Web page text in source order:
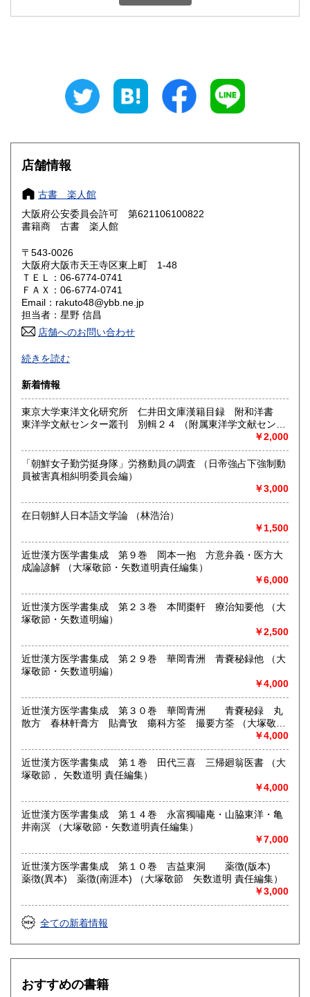
600円 三重県
大阪府
奈良県
鳥取県 600円 島根県
岡山県
山口県 600円
香川県 600円
高知県 600円
佐賀県
熊本県 600円 大分県 600円
宮崎県 600円 鹿児島県 600円
沖縄県 1,500円
店舗情報
古書 楽人館
大阪府公安委員会許可 第621106100822
書籍商 古書 楽人館
〒543-0026
大阪府大阪市天王寺区東上町 1-48
ＴＥＬ：06-6774-0741
ＦＡＸ：06-6774-0741
Email：rakuto48@ybb.ne.jp
担当者：星野 信昌
店舗へのお問い合わせ
朝鮮・中国の戦前資料を中心に学術書から一般書まで多数
漢方・鍼灸書,易学、囲碁・将棋本、美術書も多数陳列
沿線名：JR/近鉄/地下鉄
最寄駅：鶴橋駅(南へ3分) JRガード下
営業時間：PM1〜PM7 【年末年始休業期間】 2025年12
月30日(火)～ 2026年1月4日(日) 【営業再開日】 2026年1月5
日(月)より、通常営業いたします。 休業期間中も、「日本の
古本屋」他メールでのご注文は受け付けております。
定休日：定休日 毎週水曜日休みます。
買取大歓迎
取り扱い分野
哲学宗教、歴史、社会科学、美術工芸、古典籍、近代文献、
趣味、サブカルチャー、古書一般（その他）
続きを読む
新着情報
東京大学東洋文化研究所 仁井田文庫漢籍目録 附和洋書
東洋学文献センター叢刊 別輯２４ （附属東洋学文献センタ
￥2,000
「朝鮮女子勤労挺身隊」労務動員の調査 （日帝強占下強制動
員被害真相糾明委員会編）
￥3,000
在日朝鮮人日本語文学論 （林浩治）
￥1,500
近世漢方医学書集成 第９巻 岡本一抱 方意弁義・医方大
成論諺解 （大塚敬節・矢数道明責任編集）
￥6,000
近世漢方医学書集成 第２３巻 本間棗軒 療治知要他 （大
塚敬節・矢数道明編）
￥2,500
近世漢方医学書集成 第２９巻 華岡青洲 青嚢秘録他 （大
塚敬節・矢数道明編）
￥4,000
近世漢方医学書集成 第３０巻 華岡青洲 青嚢秘録 丸
散方 春林軒膏方 貼膏攷 瘍科方筌 撮要方筌 （大塚敬
￥4,000
近世漢方医学書集成 第１巻 田代三喜 三帰廻翁医書 （大
塚敬節， 矢数道明 責任編集）
￥4,000
近世漢方医学書集成 第１４巻 永富獨嘯庵・山脇東洋・亀
井南溟 （大塚敬節・矢数道明責任編集）
￥7,000
近世漢方医学書集成 第１０巻 吉益東洞 薬徴(版本)
薬徴(異本) 薬徴(南涯本) （大塚敬節 矢数道明 責任編集）
￥3,000
全ての新着情報
おすすめの書籍